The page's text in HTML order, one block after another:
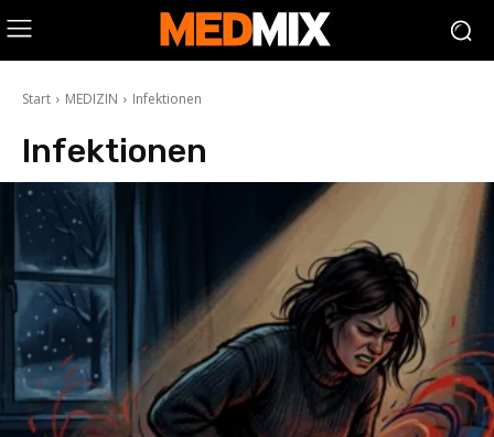
Start MEDIZIN Infektionen
Infektionen